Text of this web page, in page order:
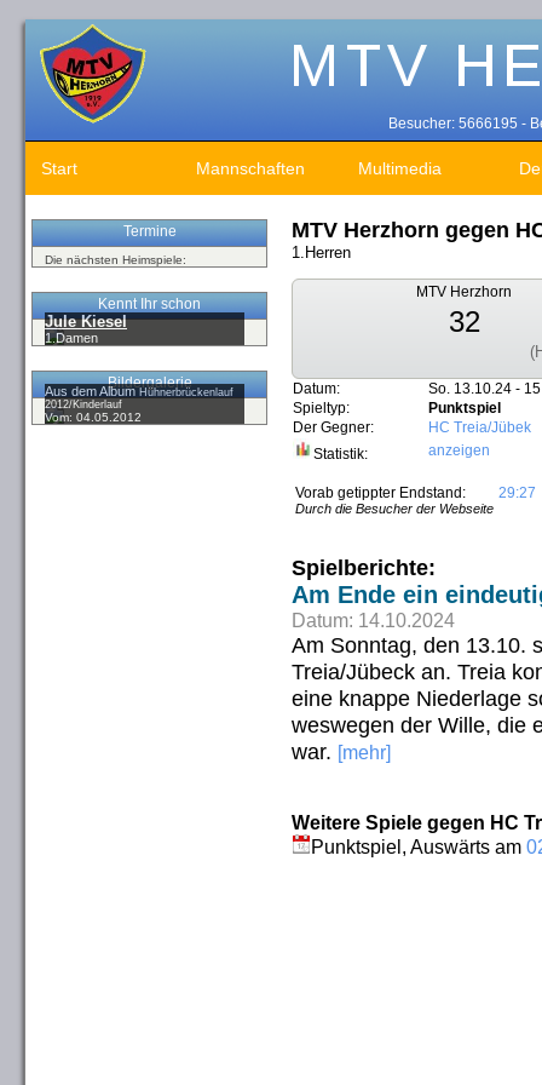
Besucher: 5666195 -
Start Mannschaften Multimedia
Termine
Die nächsten Heimspiele:
Kennt Ihr schon
Jule Kiesel
1.Damen
Bildergalerie
Aus dem AlbumHühnerbrückenlauf
2012/Kinderlauf
Vom: 04.05.2012
MTV Herzhorn gegen
1.Herren
MTV Herzhorn
32
Datum:
So. 13.10.24 -
Spieltyp:
Punktspiel
Der Gegner:
HC Treia/Jübek
Statistik:
anzeigen
Vorab getippter Endstand:
Durch die Besucher der Webseite
29:27
Spielberichte:
Am Ende ein
Datum: 14.10.2024
Am Sonntag, den 13.10.
Treia/Jübeck an. Treia
eine knappe Niederlage
weswegen der Wille, die
war. [mehr]
Weitere Spiele gegen HC
Punktspiel, Auswärts am